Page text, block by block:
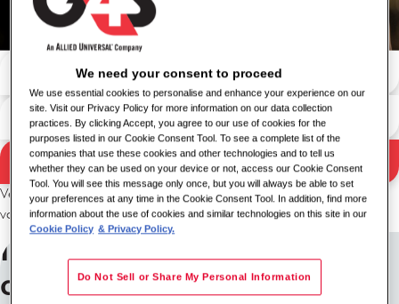
Résultats de la
recherche
Recherche par lieu
Rechercher
Veuillez essayer une autre combinaison de mots-clés/lieu ou d’élargir
vos critères de recherche.
Inscrivez-vous aux alertes
des offres d'emploi
We need your consent to proceed
We use essential cookies to personalise and enhance your experience on our
site. Visit our Privacy Policy for more information on our data collection
practices. By clicking Accept, you agree to our use of cookies for the
purposes listed in our Cookie Consent Tool. To see a complete list of the
companies that use these cookies and other technologies and to tell us
whether they can be used on your device or not, access our Cookie Consent
Tool. You will see this message only once, but you will always be able to set
your preferences at any time in the Cookie Consent Tool. In addition, find more
information about the use of cookies and similar technologies on this site in our
Cookie Policy & Privacy Policy.
Do Not Sell or Share My Personal Information